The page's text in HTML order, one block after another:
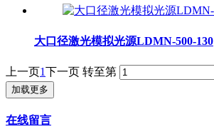
大口径激光模拟光源LDMN-500-130
上一页1下一页 转至第
加载更多
在线留言